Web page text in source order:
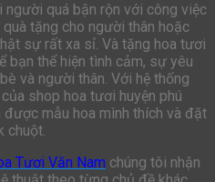
quá bận rộn với công việc
tặng cho người thân hoặc
sự rất xa sỉ. Và tặng hoa tươi
bạn thể hiện tình cảm, sự yêu
và người thân. Với hệ thống
shop hoa tươi huyện phú
được mẫu hoa mình thích và đặt
chuột.
Tươi Văn Nam chúng tôi nhận